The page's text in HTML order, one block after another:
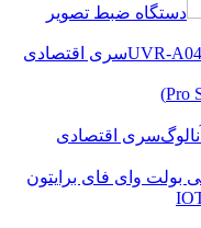
دستگاه ضبط تصویر
سری اقتصادی
سری اقتصادی